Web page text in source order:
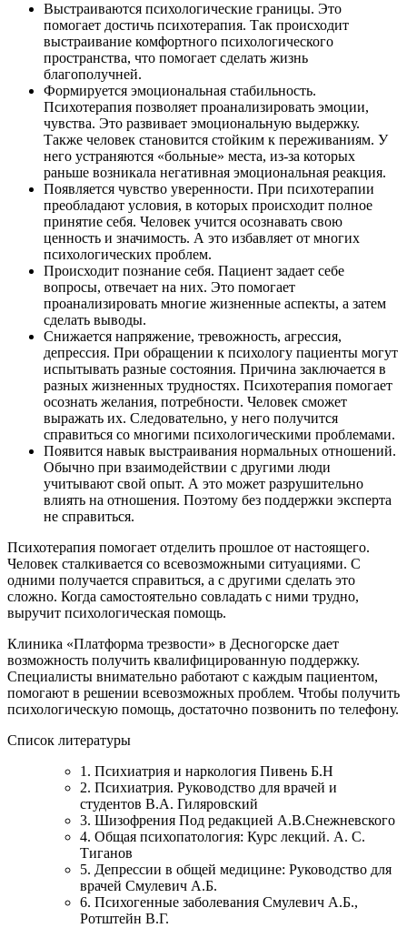
Выстраиваются психологические границы. Это
помогает достичь психотерапия. Так происходит
выстраивание комфортного психологического
пространства, что помогает сделать жизнь
благополучней.
Формируется эмоциональная стабильность.
Психотерапия позволяет проанализировать эмоции,
чувства. Это развивает эмоциональную выдержку.
Также человек становится стойким к переживаниям. У
него устраняются «больные» места, из-за которых
раньше возникала негативная эмоциональная реакция.
Появляется чувство уверенности. При психотерапии
преобладают условия, в которых происходит полное
принятие себя. Человек учится осознавать свою
ценность и значимость. А это избавляет от многих
психологических проблем.
Происходит познание себя. Пациент задает себе
вопросы, отвечает на них. Это помогает
проанализировать многие жизненные аспекты, а затем
сделать выводы.
Снижается напряжение, тревожность, агрессия,
депрессия. При обращении к психологу пациенты могут
испытывать разные состояния. Причина заключается в
разных жизненных трудностях. Психотерапия помогает
осознать желания, потребности. Человек сможет
выражать их. Следовательно, у него получится
справиться со многими психологическими проблемами.
Появится навык выстраивания нормальных отношений.
Обычно при взаимодействии с другими люди
учитывают свой опыт. А это может разрушительно
влиять на отношения. Поэтому без поддержки эксперта
не справиться.
Психотерапия помогает отделить прошлое от настоящего.
Человек сталкивается со всевозможными ситуациями. С
одними получается справиться, а с другими сделать это
сложно. Когда самостоятельно совладать с ними трудно,
выручит психологическая помощь.
Клиника «Платформа трезвости» в Десногорске дает
возможность получить квалифицированную поддержку.
Специалисты внимательно работают с каждым пациентом,
помогают в решении всевозможных проблем. Чтобы получить
психологическую помощь, достаточно позвонить по телефону.
Список литературы
1. Психиатрия и наркология Пивень Б.Н
2. Психиатрия. Руководство для врачей и
студентов В.А. Гиляровский
3. Шизофрения Под редакцией А.В.Снежневского
4. Общая психопатология: Курс лекций. А. С.
Тиганов
5. Депрессии в общей медицине: Руководство для
врачей Смулевич А.Б.
6. Психогенные заболевания Смулевич А.Б.,
Ротштейн В.Г.